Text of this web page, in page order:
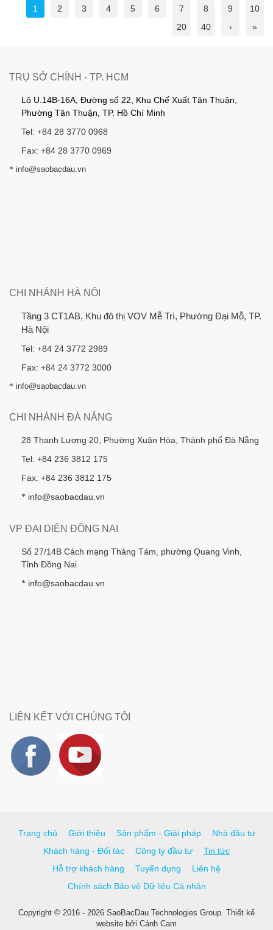
1 2 3 4 5 6 7 8 9
10
20
40 › »
TRỤ SỞ CHÍNH - TP. HCM
Lô U.14B-16A, Đường số 22, Khu Chế Xuất Tân Thuận,
Phường Tân Thuận, TP. Hồ Chí Minh
Tel: +84 28 3770 0968
Fax: +84 28 3770 0969
* info@saobacdau.vn
CHI NHÁNH HÀ NỘI
Tầng 3 CT1AB, Khu đô thị VOV Mễ Trì, Phường Đại Mỗ, TP.
Hà Nội
Tel: +84 24 3772 2989
Fax: +84 24 3772 3000
* info@saobacdau.vn
CHI NHÁNH ĐÀ NẴNG
28 Thanh Lương 20, Phường Xuân Hòa, Thành phố Đà Nẵng
Tel: +84 236 3812 175
Fax: +84 236 3812 175
* info@saobacdau.vn
VP ĐẠI DIỆN ĐỒNG NAI
Số 27/14B Cách mạng Tháng Tám, phường Quang Vinh,
Tỉnh Đồng Nai
* info@saobacdau.vn
LIÊN KẾT VỚI CHÚNG TÔI
Trang chủ Giới thiệu Sản phẩm - Giải pháp
Nhà đầu tư
Khách hàng - Đối tác
Công ty đầu tư
Tin tức
Hỗ trợ khách hàng
Tuyển dụng
Liên hệ
Chính sách Bảo vệ Dữ liệu Cá nhân
Copyright © 2016 - 2026 SaoBacDau Technologies Group. Thiết kế
website bởi Cánh Cam